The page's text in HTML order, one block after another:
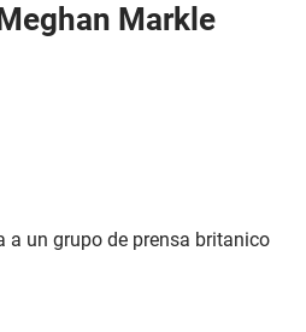
Markle